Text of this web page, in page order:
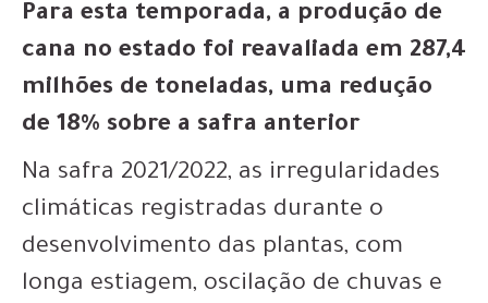
Para esta temporada, a produção de
cana no estado foi reavaliada em 287,4
milhões de toneladas, uma redução
de 18% sobre a safra anterior
Na safra 2021/2022, as irregularidades
climáticas registradas durante o
desenvolvimento das plantas, com
longa estiagem, oscilação de chuvas e